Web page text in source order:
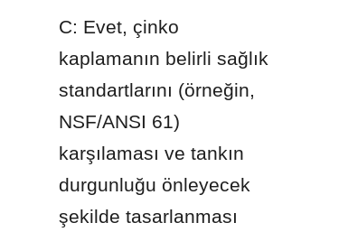
C: Evet, çinko
kaplamanın belirli sağlık
standartlarını (örneğin,
NSF/ANSI 61)
karşılaması ve tankın
durgunluğu önleyecek
şekilde tasarlanması